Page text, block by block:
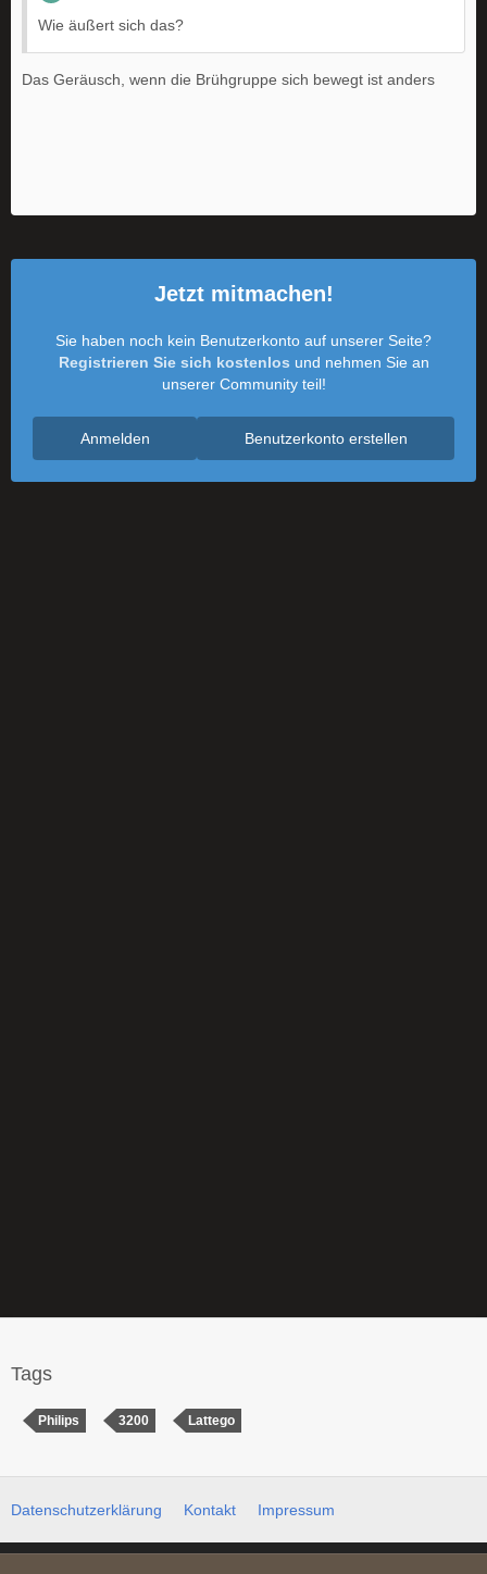
Wie äußert sich das?
Das Geräusch, wenn die Brühgruppe sich bewegt ist anders
Jetzt mitmachen!
Sie haben noch kein Benutzerkonto auf unserer Seite?
Registrieren Sie sich kostenlos und nehmen Sie an
unserer Community teil!
Benutzerkonto erstellen
Anmelden
Tags
Philips 3200 Lattego
Datenschutzerklärung Kontakt Impressum